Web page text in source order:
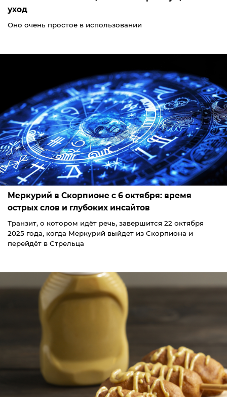
уход
Оно очень простое в использовании
Меркурий в Скорпионе с 6 октября: время
острых слов и глубоких инсайтов
Транзит, о котором идёт речь, завершится 22 октября
2025 года, когда Меркурий выйдет из Скорпиона и
перейдёт в Стрельца